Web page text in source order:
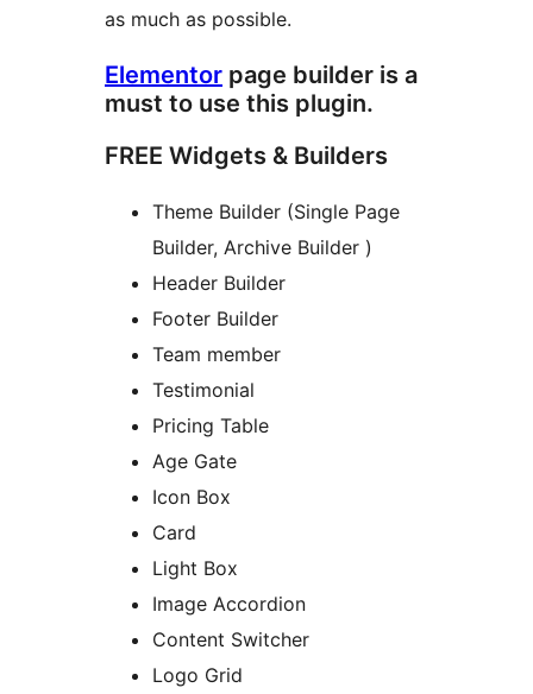
as much as possible.
Elementor page builder is a
must to use this plugin.
FREE Widgets & Builders
Theme Builder (Single Page
Builder, Archive Builder )
Header Builder
Footer Builder
Team member
Testimonial
Pricing Table
Age Gate
Icon Box
Card
Light Box
Image Accordion
Content Switcher
Logo Grid